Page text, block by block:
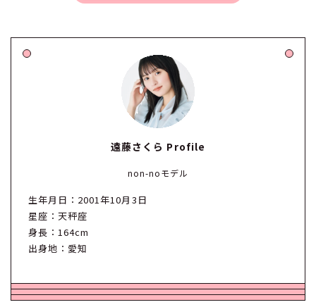
遠藤さくら Profile
non-noモデル
生年月日：2001年10月3日
星座：天秤座
身長：164cm
出身地：愛知